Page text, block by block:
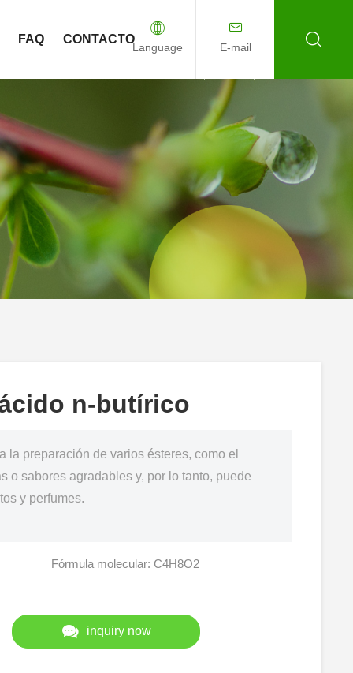
FAQ CONTACTO
Language
Español
E-mail
n-butírico
la preparación de varios ésteres, como el
o sabores agradables y, por lo tanto, puede
y perfumes.
Fórmula molecular: C4H8O2
inquiry now